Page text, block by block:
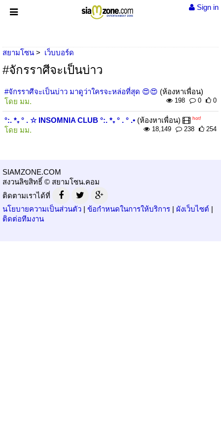
Sign in
สยามโซน เว็บบอร์ด
#จักรราศีจะเป็นบ่าว
#จักรราศีจะเป็นบ่าว มาดูว่าใครจะหล่อที่สุด 😍😍 (ห้องหาเพื่อน)
โดย มม. 198 0 0
°:. *₊ ° . ☆ INSOMNIA CLUB °:. *₊ ° . ° .• (ห้องหาเพื่อน) hot!
โดย มม. 18,149 238 254
SIAMZONE.COM
สงวนลิขสิทธิ์ © สยามโซน.คอม
ติดตามเราได้ที่
นโยบายความเป็นส่วนตัว | ข้อกำหนดในการให้บริการ | ผังเว็บไซต์ |
ติดต่อทีมงาน